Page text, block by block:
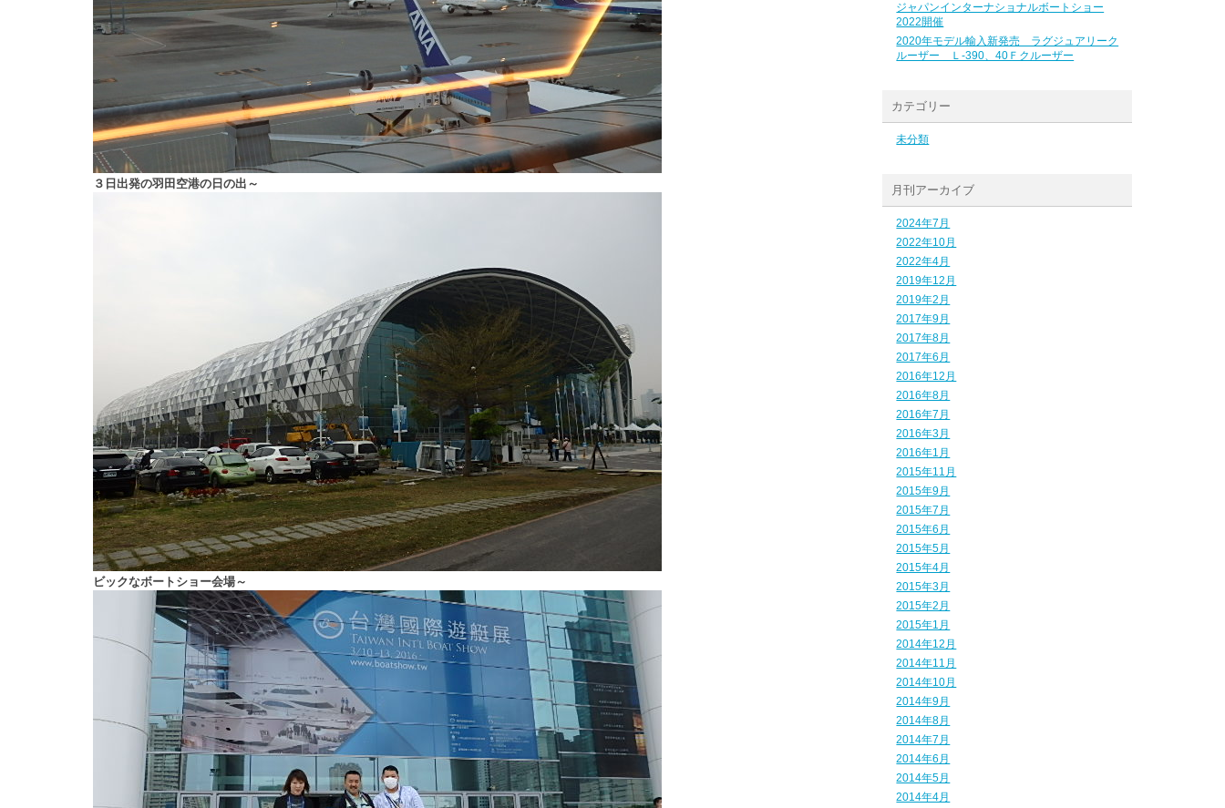
３日出発の羽田空港の日の出～
ビックなボートショー会場～
ジャパンインターナショナルボートショー
2022開催
2020年モデル輸入新発売 ラグジュアリーク
ルーザー Ｌ-390、40Ｆクルーザー
カテゴリー
未分類
月刊アーカイブ
2024年7月
2022年10月
2022年4月
2019年12月
2019年2月
2017年9月
2017年8月
2017年6月
2016年12月
2016年8月
2016年7月
2016年3月
2016年1月
2015年11月
2015年9月
2015年7月
2015年6月
2015年5月
2015年4月
2015年3月
2015年2月
2015年1月
2014年12月
2014年11月
2014年10月
2014年9月
2014年8月
2014年7月
2014年6月
2014年5月
2014年4月